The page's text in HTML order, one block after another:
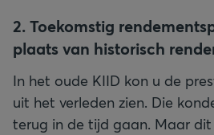
2. Toekomstig
plaats van historisch
In het oude KIID kon u de
uit het verleden zien. Die
terug in de tijd gaan. Maar